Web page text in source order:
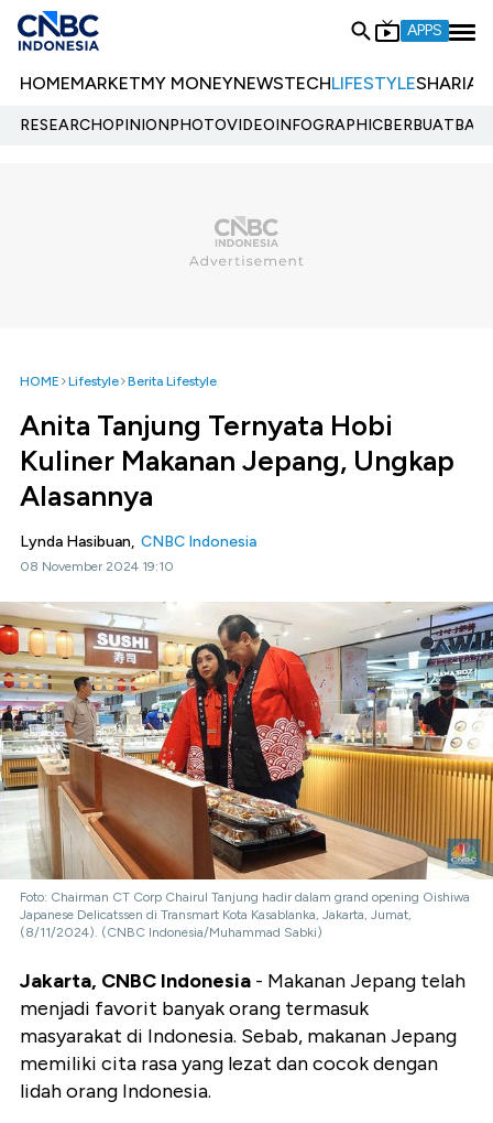
APPS
HOMEMARKETMY MONEYNEWSTECHLIFESTYLESHARIA
RESEARCHOPINIONPHOTOVIDEOINFOGRAPHIC
HOME Lifestyle Berita Lifestyle
Anita Tanjung Ternyata Hobi
Kuliner Makanan Jepang, Ungkap
Alasannya
Lynda Hasibuan, CNBC Indonesia
08 November 2024 19:10
Foto: Chairman CT Corp Chairul Tanjung hadir dalam grand opening Oishiwa
Japanese Delicatssen di Transmart Kota Kasablanka, Jakarta, Jumat,
(8/11/2024). (CNBC Indonesia/Muhammad Sabki)
Jakarta, CNBC Indonesia - Makanan Jepang telah
menjadi favorit banyak orang termasuk
masyarakat di Indonesia. Sebab, makanan Jepang
memiliki cita rasa yang lezat dan cocok dengan
lidah orang Indonesia.